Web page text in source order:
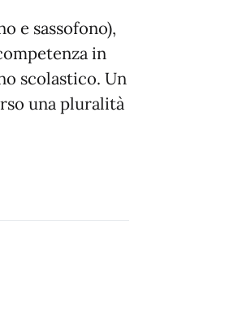
e sassofono),
in
scolastico. Un
una pluralità